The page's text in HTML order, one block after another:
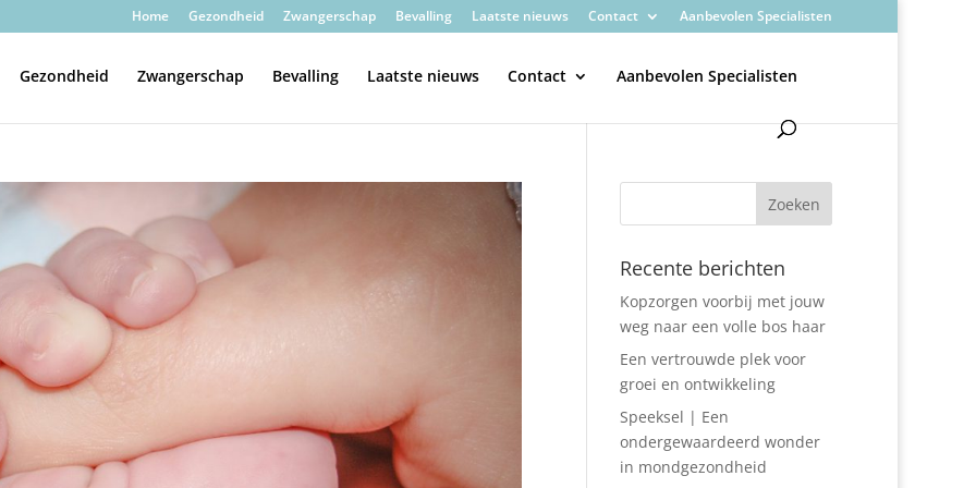
Home Gezondheid Zwangerschap Bevalling Laatste nieuws Contact Aanbevolen Specialisten
Gezondheid Zwangerschap Bevalling Laatste nieuws Contact Aanbevolen Specialisten
Recente berichten
Kopzorgen voorbij met jouw
weg naar een volle bos haar
Een vertrouwde plek voor
groei en ontwikkeling
Speeksel | Een
ondergewaardeerd wonder
in mondgezondheid